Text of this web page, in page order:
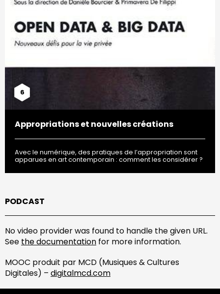
6
Appropriations et nouvelles créations
Avec le numérique, des pratiques de l’appropriation sont
apparues en art contemporain : comment les considérer ?
PODCAST
No video provider was found to handle the given URL.
See the documentation for more information.
MOOC produit par MCD (Musiques & Cultures
Digitales) – digitalmcd.com